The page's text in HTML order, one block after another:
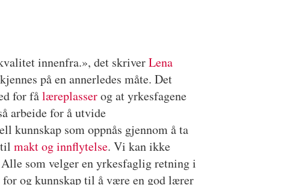
innenfra.», det skriverLena
på en annerledes måte. Det
for fålæreplasserog at yrkesfagene
arbeide for å utvide
kunnskap som oppnås gjennom å ta
tilmakt og innflytelse. Vi kan ikke
som velger en yrkesfaglig retning i
og kunnskap til å være en god lærer